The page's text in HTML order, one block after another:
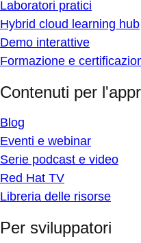
Laboratori pratici
Hybrid cloud learning hub
Demo interattive
Formazione e
Contenuti per
Blog
Eventi e webinar
Serie podcast e video
Red Hat TV
Libreria delle risorse
Per sviluppatori